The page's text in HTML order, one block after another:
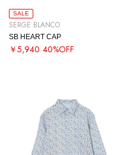
SALE
SERGE BLANCO
SB HEART CAP
￥5,940 40%OFF